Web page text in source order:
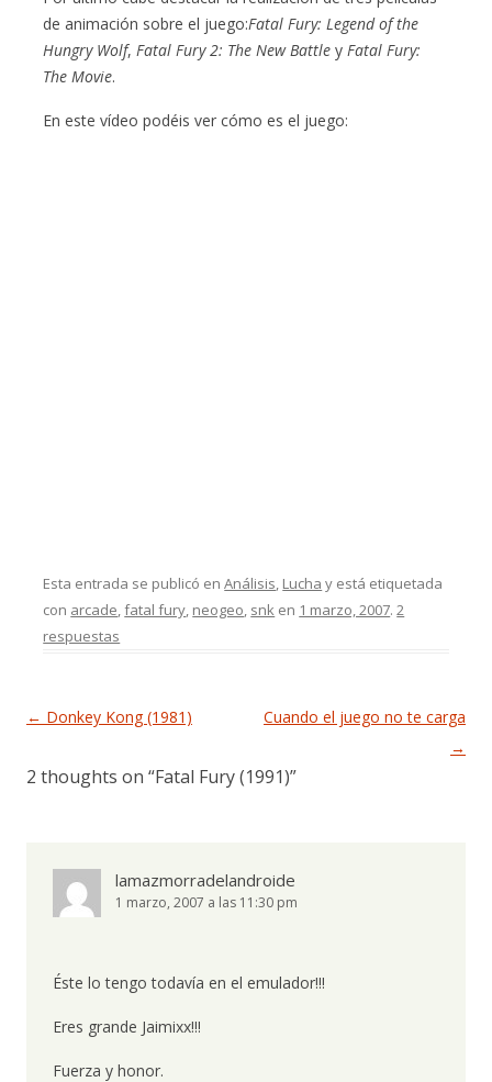
de animación sobre el juego:Fatal Fury: Legend of the
Hungry Wolf, Fatal Fury 2: The New Battley Fatal Fury:
The Movie.
En este vídeo podéis ver cómo es el juego:
Esta entrada se publicó enAnálisis, Lucha y está etiquetada
con arcade,fatal fury, neogeo, snk en 1 marzo, 2007.2
respuestas
Navegación de entradas
← Donkey Kong (1981)
Cuando el juego no te carga
→
2 thoughts on “Fatal Fury (1991)”
lamazmorradelandroide
1 marzo, 2007 a las 11:30 pm
Éste lo tengo todavía en el emulador!!!
Eres grande Jaimixx!!!
Fuerza y honor.